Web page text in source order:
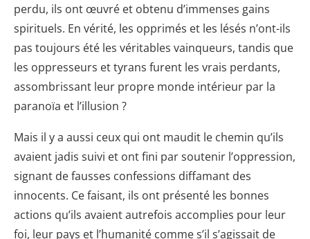
perdu, ils ont œuvré et obtenu d’immenses gains
spirituels. En vérité, les opprimés et les lésés n’ont-ils
pas toujours été les véritables vainqueurs, tandis que
les oppresseurs et tyrans furent les vrais perdants,
assombrissant leur propre monde intérieur par la
paranoïa et l’illusion ?
Mais il y a aussi ceux qui ont maudit le chemin qu’ils
avaient jadis suivi et ont fini par soutenir l’oppression,
signant de fausses confessions diffamant des
innocents. Ce faisant, ils ont présenté les bonnes
actions qu’ils avaient autrefois accomplies pour leur
foi, leur pays et l’humanité comme s’il s’agissait de